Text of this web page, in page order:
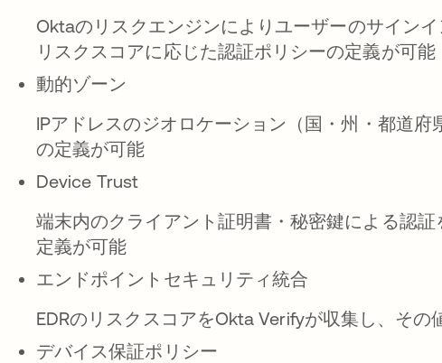
Oktaのリスクエンジンによりユーザーのサイン
リスクスコアに応じた認証ポリシーの定義が可能
動的ゾーン
IPアドレスのジオロケーション（国・州・都道府
の定義が可能
Device Trust
端末内のクライアント証明書・秘密鍵による認
定義が可能
エンドポイントセキュリティ統合
EDRのリスクスコアをOkta Verifyが収集し、そ
デバイス保証ポリシー